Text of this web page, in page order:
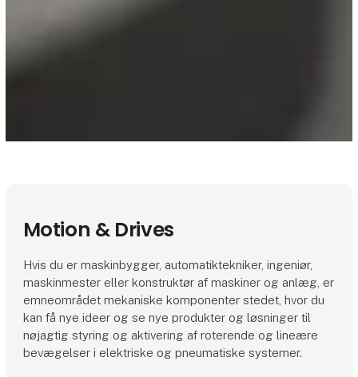
Motion & Drives
Hvis du er maskinbygger, automatiktekniker, ingeniør,
maskinmester eller konstruktør af maskiner og anlæg, er
emneområdet mekaniske komponenter stedet, hvor du
kan få nye ideer og se nye produkter og løsninger til
nøjagtig styring og aktivering af roterende og lineære
bevægelser i elektriske og pneumatiske systemer.